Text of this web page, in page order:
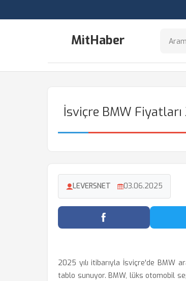
MitHaber
İsviçre BMW
LEVERSNET 03.06.2025
Facebook'ta Paylaş
2025 yılı itibarıyla İsviçre'de BMW
tablo sunuyor. BMW, lüks otomobil